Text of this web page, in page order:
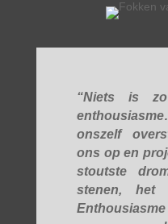
“Niets is
onszelf
ons op en
stoutste
stenen, het